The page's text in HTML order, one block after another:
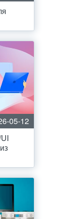
05-12